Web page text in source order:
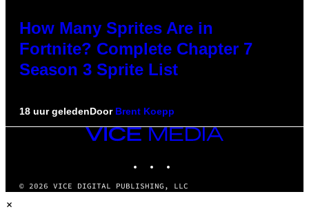
How Many Sprites Are in
Fortnite? Complete Chapter 7
Season 3 Sprite List
18 uur geledenDoor Brent Koepp
VICE
MEDIA
© 2026 VICE DIGITAL PUBLISHING, LLC
×